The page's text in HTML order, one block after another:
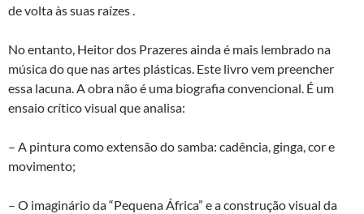
de volta às suas raízes .
No entanto, Heitor dos Prazeres ainda é mais lembrado na
música do que nas artes plásticas. Este livro vem preencher
essa lacuna. A obra não é uma biografia convencional. É um
ensaio crítico visual que analisa:
– A pintura como extensão do samba: cadência, ginga, cor e
movimento;
– O imaginário da “Pequena África” e a construção visual da